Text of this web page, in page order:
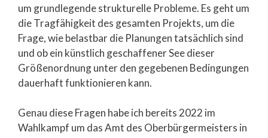
um grundlegende strukturelle Probleme. Es geht um
die Tragfähigkeit des gesamten Projekts, um die
Frage, wie belastbar die Planungen tatsächlich sind
und ob ein künstlich geschaffener See dieser
Größenordnung unter den gegebenen Bedingungen
dauerhaft funktionieren kann.
Genau diese Fragen habe ich bereits 2022 im
Wahlkampf um das Amt des Oberbürgermeisters in